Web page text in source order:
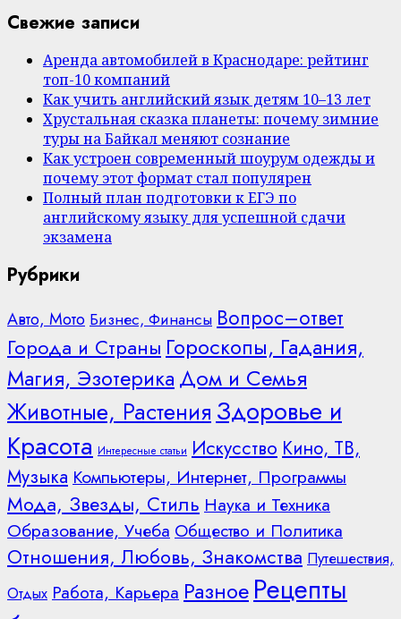
Свежие записи
Аренда автомобилей в Краснодаре: рейтинг
топ-10 компаний
Как учить английский язык детям 10–13 лет
Хрустальная сказка планеты: почему зимние
туры на Байкал меняют сознание
Как устроен современный шоурум одежды и
почему этот формат стал популярен
Полный план подготовки к ЕГЭ по
английскому языку для успешной сдачи
экзамена
Рубрики
Авто, Мото Бизнес, Финансы Вопрос–ответ
Города и Страны Гороскопы, Гадания,
Магия, Эзотерика Дом и Семья
Животные, Растения Здоровье и
Красота Интересные статьи Искусство Кино, ТВ,
Музыка Компьютеры, Интернет, Программы
Мода, Звезды, Стиль Наука и Техника
Образование, Учеба Общество и Политика
Отношения, Любовь, Знакомства Путешествия,
Отдых Работа, Карьера Разное Рецепты